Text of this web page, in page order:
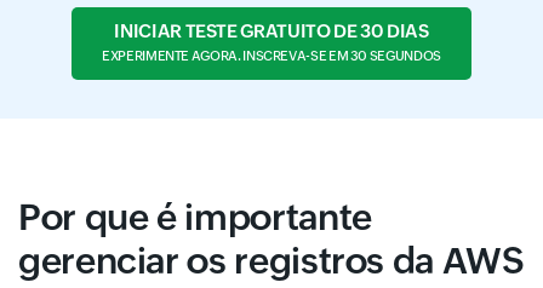
INICIAR TESTE GRATUITO DE 30 DIAS
EXPERIMENTE AGORA. INSCREVA-SE EM 30 SEGUNDOS
Por que é importante
gerenciar os registros da AWS